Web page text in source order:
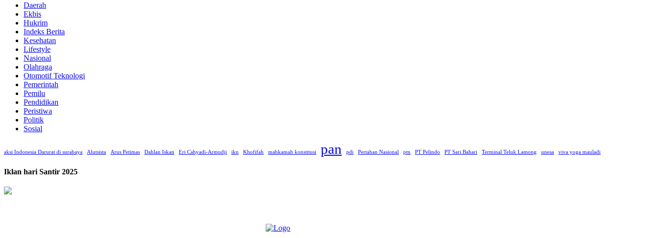
Daerah
Ekbis
Hukrim
Indeks Berita
Kesehatan
Lifestyle
Nasional
Olahraga
Otomotif Teknologi
Pemerintah
Pemilu
Pendidikan
Peristiwa
Politik
Sosial
aksi Indonesia Darurat di surabaya Alutsista Arus Petimas Dahlan Iskan Eri Cahyadi-Armudji ikn Khofifah mahkamah konstitusi pan pdi Pertahan Nasional ptn PT Pelindo PT Sari Bahari Terminal Teluk Lamong unesa viva yoga mauladi
Iklan hari Santir 2025